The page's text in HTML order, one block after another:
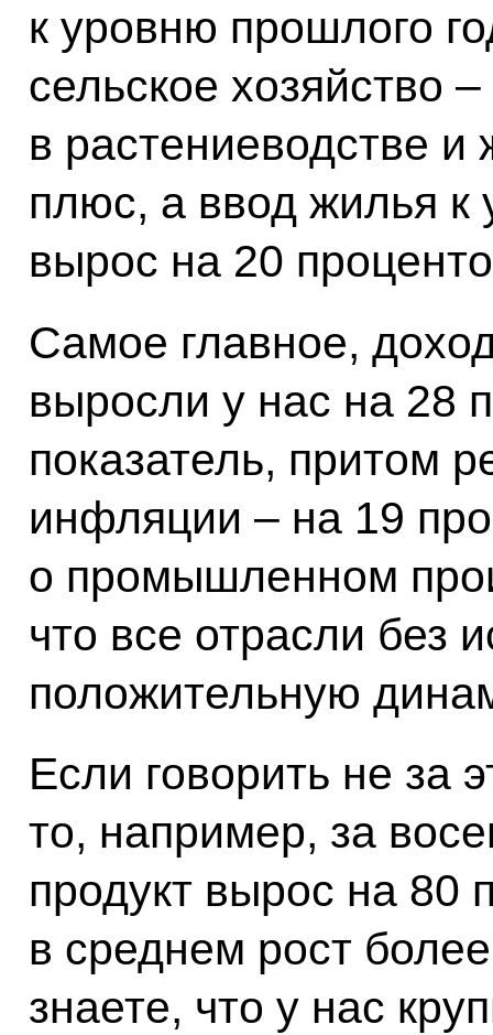
к уровню прошлого
сельское хозяйство
в растениеводстве и
плюс, а ввод жилья к
вырос на 20
Самое главное,
выросли у нас на 28
показатель, притом
инфляции – на 19
о промышленном
что все отрасли без
положительную
Если говорить не за
то, например, за
продукт вырос на 80
в среднем рост
знаете, что у нас